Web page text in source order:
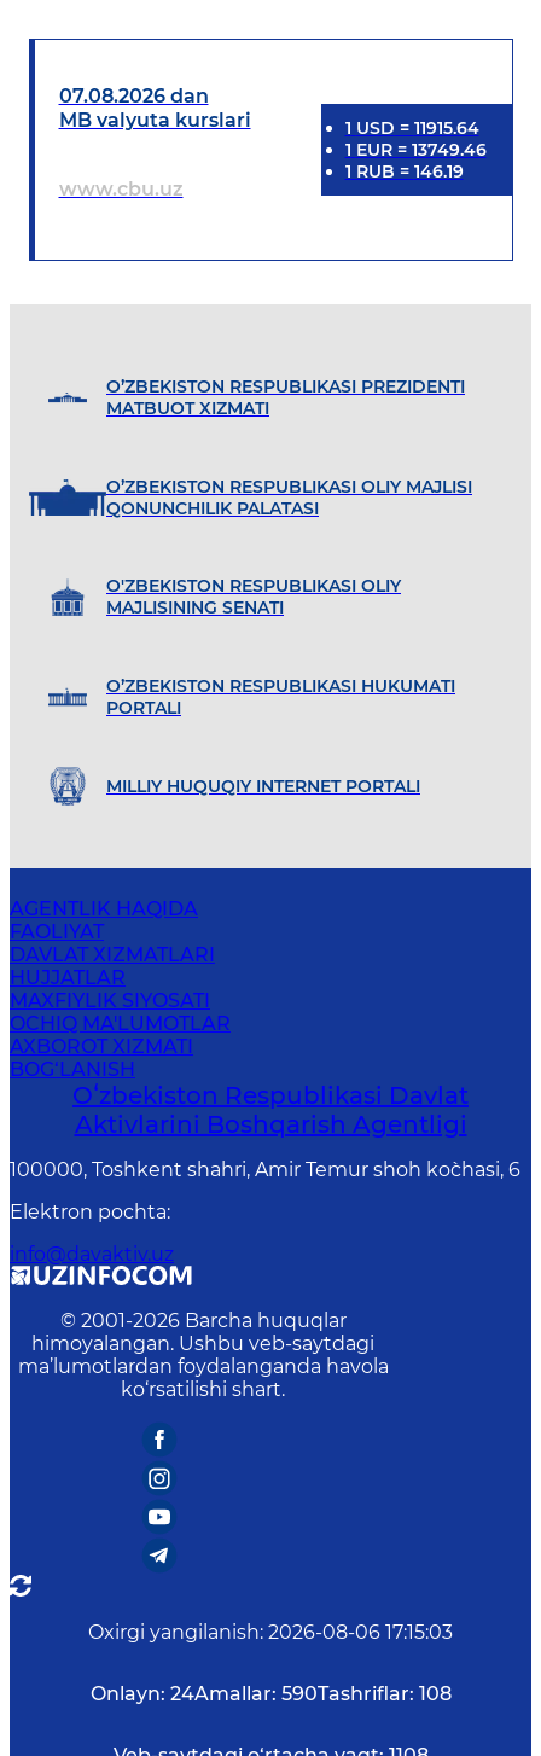
07.08.2026 dan
MB valyuta kurslari
www.cbu.uz
1 USD = 11915.64
1 EUR= 13749.46
1 RUB = 146.19
O’ZBEKISTON RESPUBLIKASI PREZIDENTI
MATBUOT XIZMATI
O’ZBEKISTON RESPUBLIKASI OLIY MAJLISI
QONUNCHILIK PALATASI
O'ZBEKISTON RESPUBLIKASI OLIY
MAJLISINING SENATI
O’ZBEKISTON RESPUBLIKASI HUKUMATI
PORTALI
MILLIY HUQUQIY INTERNET PORTALI
AGENTLIK HAQIDA
FAOLIYAT
DAVLAT XIZMATLARI
HUJJATLAR
MAXFIYLIK SIYOSATI
OCHIQ MA'LUMOTLAR
AXBOROT XIZMATI
BOG‘LANISH
Oʻzbekiston Respublikasi Davlat
Aktivlarini Boshqarish Agentligi
100000, Toshkent shahri, Amir Temur shoh ko`chasi, 6
Elektron pochta:
info@davaktiv.uz
© 2001-2026 Barcha huquqlar
himoyalangan. Ushbu veb-saytdagi
ma’lumotlardan foydalanganda havola
ko‘rsatilishi shart.
Oxirgi yangilanish: 2026-08-06 17:15:03
Onlayn: 24Amallar: 590Tashriflar: 108